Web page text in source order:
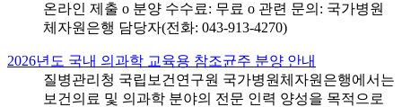
온라인 제출 o 분양 수수료: 무료 o 관련 문의: 국가병원
체자원은행 담당자(전화: 043-913-4270)
2026년도 국내 의과학 교육용 참조균주 분양 안내
질병관리청 국립보건연구원 국가병원체자원은행에서는
보건의료 및 의과학 분야의 전문 인력 양성을 목적으로